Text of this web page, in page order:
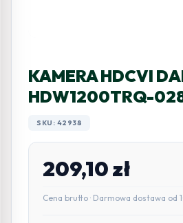
KAMERA HDCVI
HDW1200TRQ-
SKU: 42938
209,10zł
Cena brutto · Darmowa dostawa od